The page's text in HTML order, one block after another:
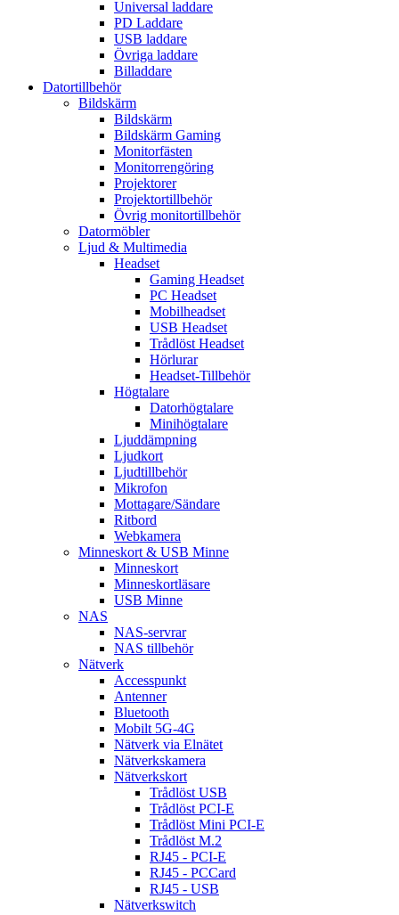
Universal laddare
PD Laddare
USB laddare
Övriga laddare
Billaddare
Datortillbehör
Bildskärm
Bildskärm
Bildskärm Gaming
Monitorfästen
Monitorrengöring
Projektorer
Projektortillbehör
Övrig monitortillbehör
Datormöbler
Ljud & Multimedia
Headset
Gaming Headset
PC Headset
Mobilheadset
USB Headset
Trådlöst Headset
Hörlurar
Headset-Tillbehör
Högtalare
Datorhögtalare
Minihögtalare
Ljuddämpning
Ljudkort
Ljudtillbehör
Mikrofon
Mottagare/Sändare
Ritbord
Webkamera
Minneskort & USB Minne
Minneskort
Minneskortläsare
USB Minne
NAS
NAS-servrar
NAS tillbehör
Nätverk
Accesspunkt
Antenner
Bluetooth
Mobilt 5G-4G
Nätverk via Elnätet
Nätverkskamera
Nätverkskort
Trådlöst USB
Trådlöst PCI-E
Trådlöst Mini PCI-E
Trådlöst M.2
RJ45 - PCI-E
RJ45 - PCCard
RJ45 - USB
Nätverkswitch